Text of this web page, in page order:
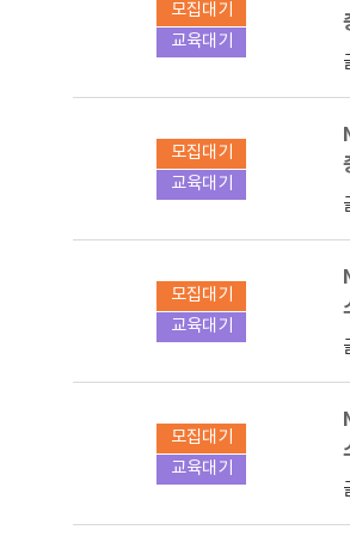
모집대기
교육대기
모집대기
교육대기
모집대기
교육대기
모집대기
교육대기